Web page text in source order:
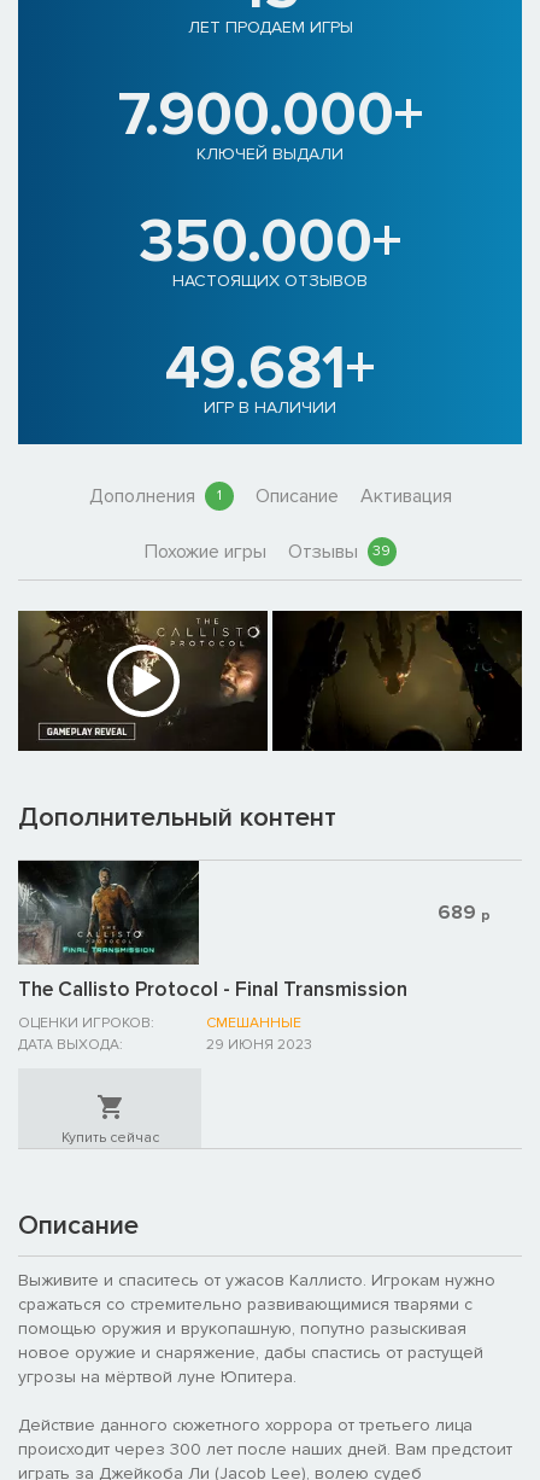
ЛЕТ ПРОДАЕМ ИГРЫ
7.900.000+
КЛЮЧЕЙ ВЫДАЛИ
350.000+
НАСТОЯЩИХ ОТЗЫВОВ
49.681+
ИГР В НАЛИЧИИ
Дополнения 1 Описание Активация
Похожие игры Отзывы 39
Дополнительный контент
The Callisto Protocol - Final Transmission
ОЦЕНКИ ИГРОКОВ:
СМЕШАННЫЕ
ДАТА ВЫХОДА:
29 ИЮНЯ 2023
689 р
Купить сейчас
Описание
Выживите и спаситесь от ужасов Каллисто. Игрокам нужно
сражаться со стремительно развивающимися тварями с
помощью оружия и врукопашную, попутно разыскивая
новое оружие и снаряжение, дабы спастись от растущей
угрозы на мёртвой луне Юпитера.
Действие данного сюжетного хоррора от третьего лица
происходит через 300 лет после наших дней. Вам предстоит
играть за Джейкоба Ли (Jacob Lee), волею судеб